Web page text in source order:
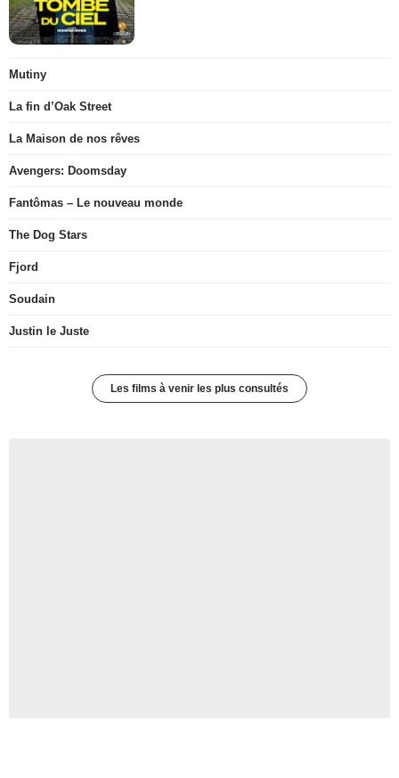
Mutiny
La fin d’Oak Street
La Maison de nos rêves
Avengers: Doomsday
Fantômas – Le nouveau monde
The Dog Stars
Fjord
Soudain
Justin le Juste
Les films à venir les plus consultés